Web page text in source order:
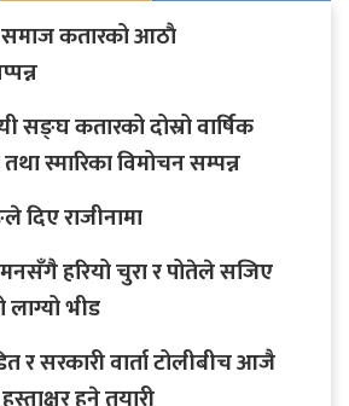
कतारको आठाै
सङ्घ कतारको दोस्रो वार्षिक
स्मारिका विमोचन सम्पन्न
दिए राजीनामा
हरियो चुरा र पोतेले सजिए
लाग्यो भीड
र सरकारी वार्ता टोलीबीच आजै